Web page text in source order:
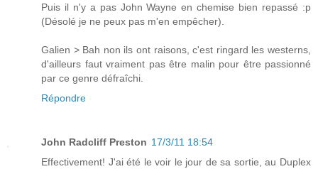
Puis il n'y a pas John Wayne en chemise bien repassé :p
(Désolé je ne peux pas m'en empêcher).
Galien > Bah non ils ont raisons, c'est ringard les westerns,
d'ailleurs faut vraiment pas être malin pour être passionné
par ce genre défraîchi.
Répondre
John Radcliff Preston 17/3/11 18:54
Effectivement! J'ai été le voir le jour de sa sortie, au Duplex